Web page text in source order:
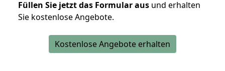
Füllen Sie jetzt das Formular aus und erhalten
Sie kostenlose Angebote.
Kostenlose Angebote erhalten